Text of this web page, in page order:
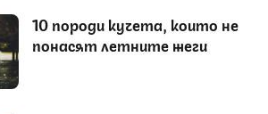
10 породи кучета, които не
понасят летните жеги